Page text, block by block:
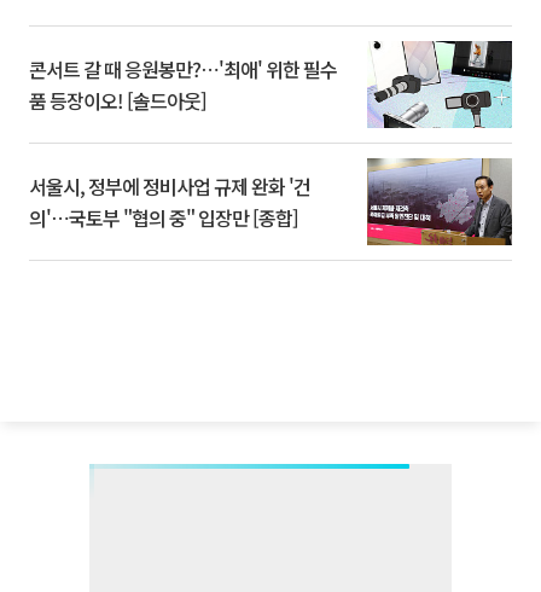
콘서트 갈 때 응원봉만?⋯'최애' 위한 필수
품 등장이오! [솔드아웃]
서울시, 정부에 정비사업 규제 완화 '건
의'⋯국토부 "협의 중" 입장만 [종합]